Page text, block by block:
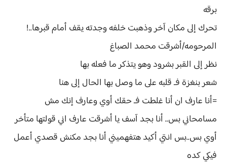
برقه
تحرك إلى مكان آخر وذهبت خلفه وجدته يقف أمام قبرها..!
المرحومه/أشرقت محمد الصباغ
نظر إلى القبر بشرود وهو يتذكر ما فعله بها
شعر بنغزة فـ قلبه على ما وصل بها الحال إلى هنا
=أنا عارف ان أنا غلطت فـ حقك أوي وعارف إنك مش
مسامحاني بس.. أنا بجد آسف يا أشرقت عارف اني قولتها متأخر
أوي بس..بس انتي أكيد هتفهميني أنا بجد مكنش قصدي أعمل
فيكي كده